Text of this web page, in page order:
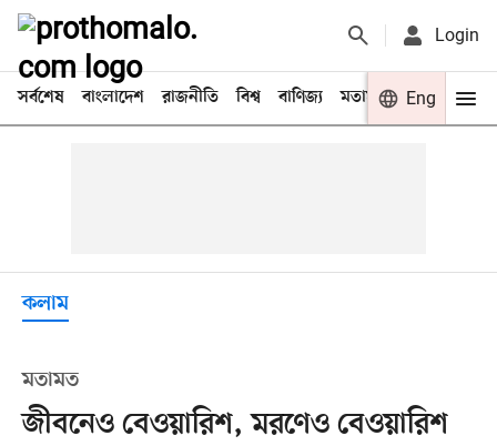
Login
সর্বশেষ বাংলাদেশ রাজনীতি বিশ্ব বাণিজ্য মতামত খেলা
Eng
কলাম
মতামত
জীবনেও বেওয়ারিশ, মরণেও বেওয়ারিশ